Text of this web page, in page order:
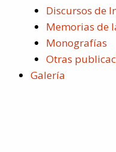
Discursos de
Memorias de
Monografías
Otras
Galería